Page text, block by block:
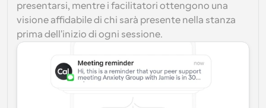
presentarsi, mentre i facilitatori ottengono una
visione affidabile di chi sarà presente nella stanza
prima dell'inizio di ogni sessione.